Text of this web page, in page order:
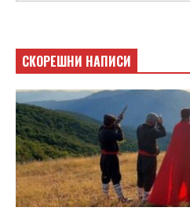
СКОРЕШНИ НАПИСИ